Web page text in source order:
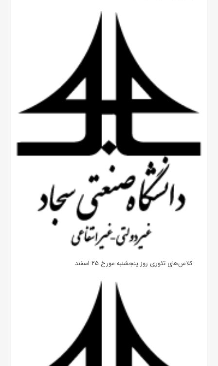
کلاس‌های تئوری روز پنجشنبه مورخ ۲۵ اسفند